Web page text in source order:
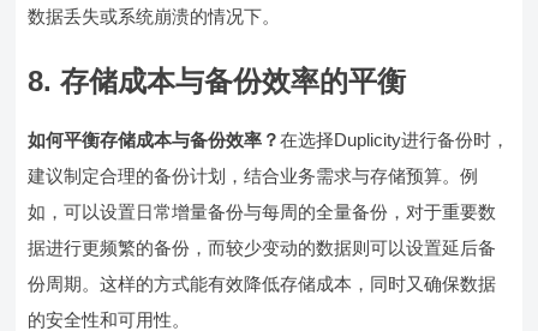
数据丢失或系统崩溃的情况下。
8. 存储成本与备份效率的平衡
如何平衡存储成本与备份效率？在选择Duplicity进行备份时，
建议制定合理的备份计划，结合业务需求与存储预算。例
如，可以设置日常增量备份与每周的全量备份，对于重要数
据进行更频繁的备份，而较少变动的数据则可以设置延后备
份周期。这样的方式能有效降低存储成本，同时又确保数据
的安全性和可用性。